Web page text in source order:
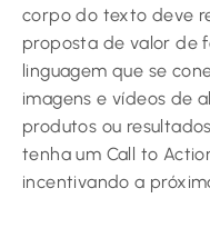
corpo do texto deve
proposta de valor de
linguagem que se
imagens e vídeos de
produtos ou
tenha um Call to
incentivando a